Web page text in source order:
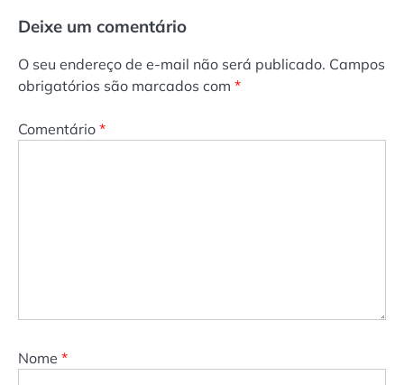
Deixe um comentário
O seu endereço de e-mail não será publicado. Campos
obrigatórios são marcados com *
Comentário *
Nome *